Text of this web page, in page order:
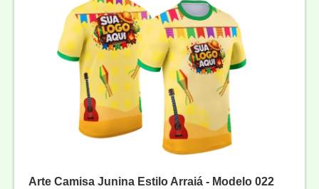
Arte Camisa Junina Estilo Arraiá - Modelo 022